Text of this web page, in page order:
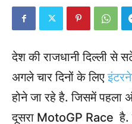
देश की राजधानी दिल्ली से
अगले चार दिनों के लिए
होने जा रहे है. जिसमें पहला
दूसरा MotoGP Race है.